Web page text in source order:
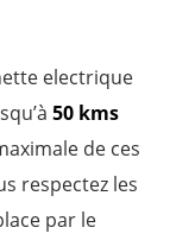
electrique
50 kms
de ces
respectez les
par le